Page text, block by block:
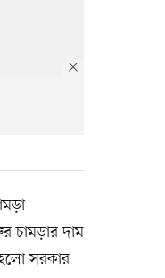
চামড়ার দাম
হলো সরকার